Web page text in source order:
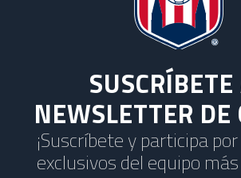
NEWSLETTER DE
¡Suscríbete y participa
exclusivos del equipo